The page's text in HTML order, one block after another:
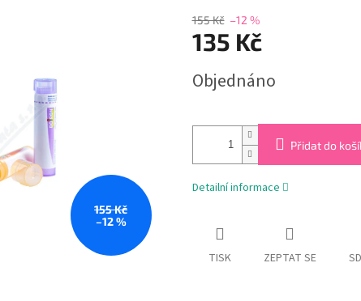
155 Kč
–12 %
155 Kč –12 %
135 Kč
cena:
Objednáno
Přidat do
Detailní informace
TISK ZEPTAT SE